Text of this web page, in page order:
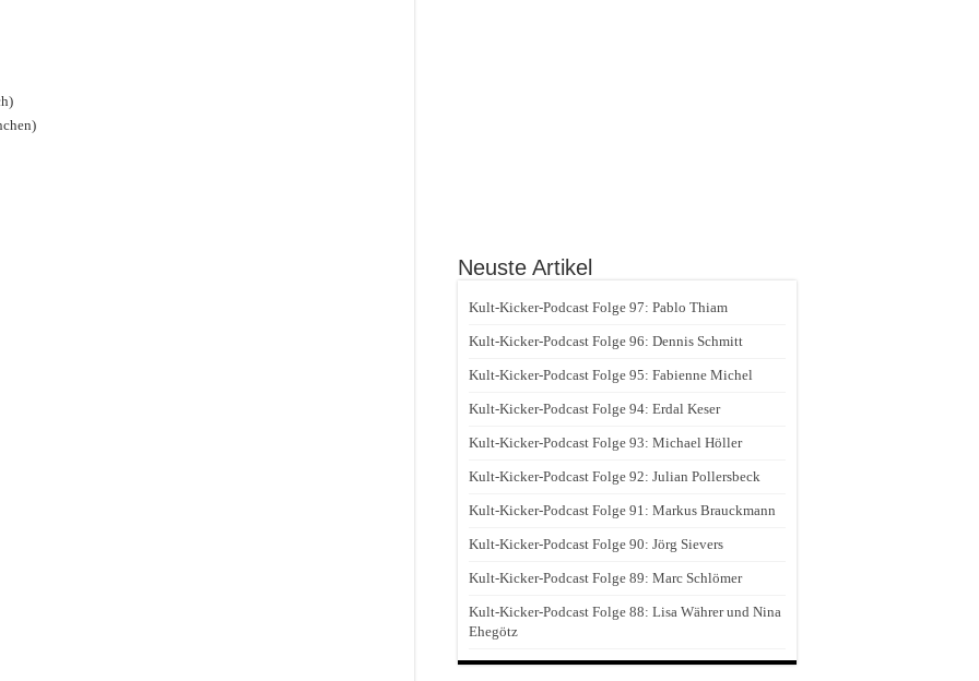
Neuste Artikel
Kult-Kicker-Podcast Folge 97: Pablo Thiam
Kult-Kicker-Podcast Folge 96: Dennis Schmitt
Kult-Kicker-Podcast Folge 95: Fabienne Michel
Kult-Kicker-Podcast Folge 94: Erdal Keser
Kult-Kicker-Podcast Folge 93: Michael Höller
Kult-Kicker-Podcast Folge 92: Julian Pollersbeck
Kult-Kicker-Podcast Folge 91: Markus Brauckmann
Kult-Kicker-Podcast Folge 90: Jörg Sievers
Kult-Kicker-Podcast Folge 89: Marc Schlömer
Kult-Kicker-Podcast Folge 88: Lisa Währer und Nina
Ehegötz